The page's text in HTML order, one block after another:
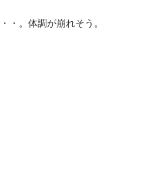
・。体調が崩れそう。